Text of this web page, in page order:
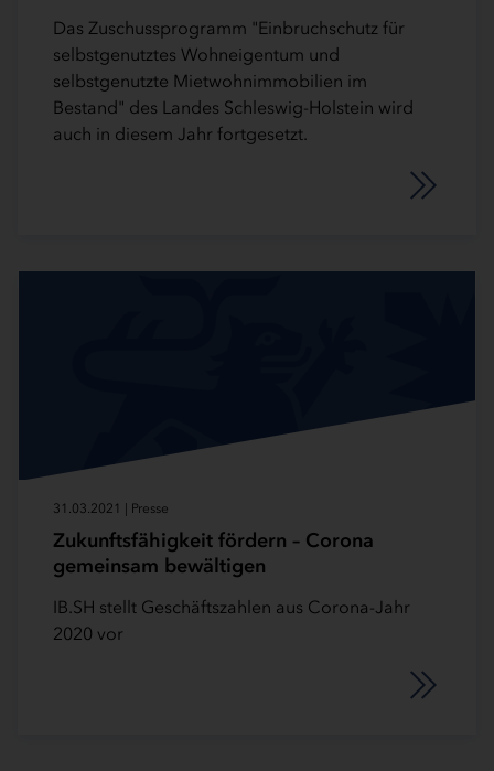
Das Zuschussprogramm "Einbruchschutz für
selbstgenutztes Wohneigentum und
selbstgenutzte Mietwohnimmobilien im
Bestand" des Landes Schleswig-Holstein wird
auch in diesem Jahr fortgesetzt.
31.03.2021 | Presse
Zukunftsfähigkeit fördern – Corona
gemeinsam bewältigen
IB.SH stellt Geschäftszahlen aus Corona-Jahr
2020 vor